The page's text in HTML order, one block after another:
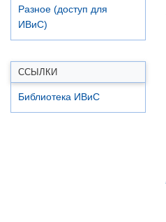
Разное (доступ для
ИВиС)
ССЫЛКИ
Библиотека ИВиС